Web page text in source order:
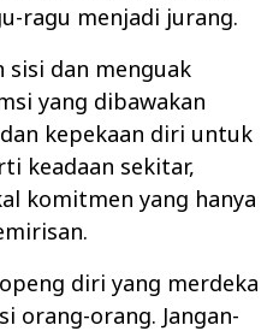
ragu menjadi jurang.
sisi dan menguak
yang dibawakan
kepekaan diri untuk
keadaan sekitar,
komitmen yang hanya
diri yang merdeka
orang-orang. Jangan-